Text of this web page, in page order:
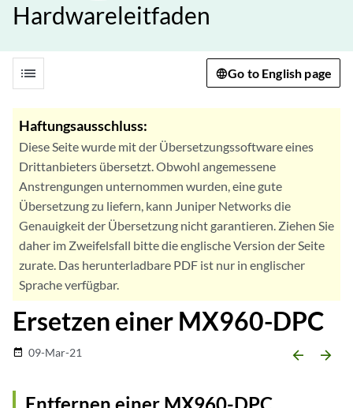
Hardwareleitfaden
list Go to English page
Haftungsausschluss:
Diese Seite wurde mit der Übersetzungssoftware eines
Drittanbieters übersetzt. Obwohl angemessene
Anstrengungen unternommen wurden, eine gute
Übersetzung zu liefern, kann Juniper Networks die
Genauigkeit der Übersetzung nicht garantieren. Ziehen Sie
daher im Zweifelsfall bitte die englische Version der Seite
zurate. Das herunterladbare PDF ist nur in englischer
Sprache verfügbar.
Ersetzen einer MX960-DPC
date_range 09-Mar-21 arrow_backward arrow_forward